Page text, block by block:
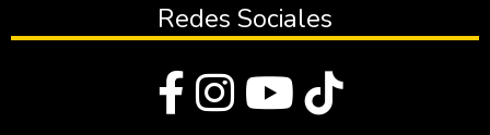
Redes Sociales